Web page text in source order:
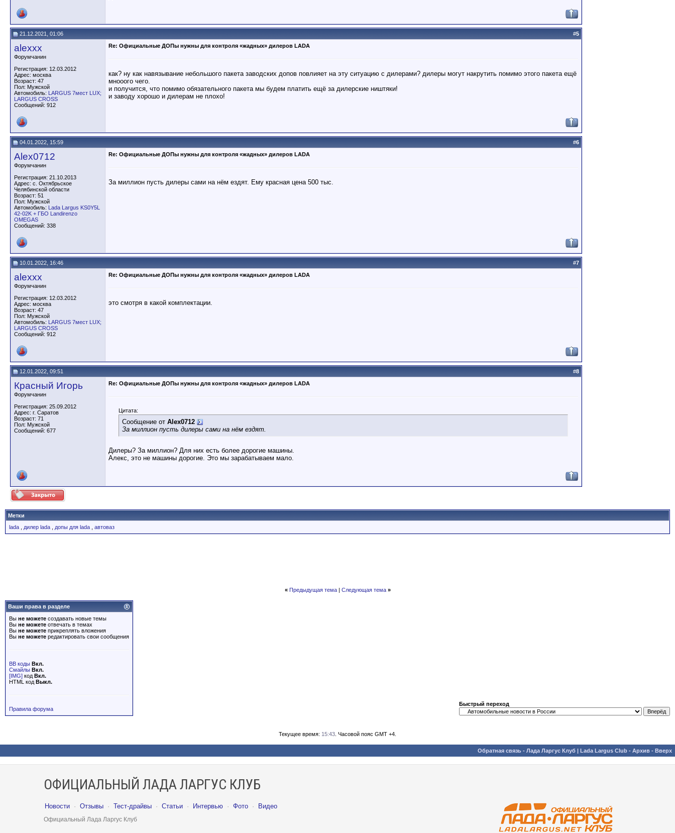
21.12.2021, 01:06 #5
alexxx
Форумчанин
Регистрация: 12.03.2012
Адрес: москва
Возраст: 47
Пол: Мужской
Автомобиль: LARGUS 7мест LUX;
LARGUS CROSS
Сообщений: 912
Re: Официальные ДОПы нужны для контроля «жадных» дилеров LADA
как? ну как навязывание небольшого пакета заводских допов повлияет на эту ситуацию с дилерами? дилеры могут накрутить помимо этого пакета ещё
мнооого чего.
и получится, что помимо обязательного пакета мы будем платить ещё за дилерские ништяки!
и заводу хорошо и дилерам не плохо!
04.01.2022, 15:59 #6
Alex0712
Форумчанин
Регистрация: 21.10.2013
Адрес: с. Октябрьское
Челябинской области
Возраст: 51
Пол: Мужской
Автомобиль: Lada Largus KS0Y5L
42-02K + ГБО Landirenzo
OMEGAS
Сообщений: 338
Re: Официальные ДОПы нужны для контроля «жадных» дилеров LADA
За миллион пусть дилеры сами на нём ездят. Ему красная цена 500 тыс.
10.01.2022, 16:46 #7
alexxx
Форумчанин
Регистрация: 12.03.2012
Адрес: москва
Возраст: 47
Пол: Мужской
Автомобиль: LARGUS 7мест LUX;
LARGUS CROSS
Сообщений: 912
Re: Официальные ДОПы нужны для контроля «жадных» дилеров LADA
это смотря в какой комплектации.
12.01.2022, 09:51 #8
Красный Игорь
Форумчанин
Регистрация: 25.09.2012
Адрес: г. Саратов
Возраст: 71
Пол: Мужской
Сообщений: 677
Re: Официальные ДОПы нужны для контроля «жадных» дилеров LADA
Цитата:
Сообщение от Alex0712
За миллион пусть дилеры сами на нём ездят.
Дилеры? За миллион? Для них есть более дорогие машины.
Алекс, это не машины дорогие. Это мы зарабатываем мало.
Метки
lada
дилер lada допы для lada автоваз
« Предыдущая тема| Следующая тема »
Ваши права в разделе
Вы не можете создавать новые темы
Вы не можете отвечать в темах
Вы не можете прикреплять вложения
Вы не можете редактировать свои сообщения
BB коды Вкл.
Смайлы Вкл.
[IMG] код Вкл.
HTML код Выкл.
Правила форума
Быстрый переход
Текущее время: 15:43 . Часовой пояс GMT +4.
Обратная связь - Лада Ларгус Клуб | Lada Largus Club - Архив - Вверх
ОФИЦИАЛЬНЫЙ ЛАДА ЛАРГУС КЛУБ
Новости · Отзывы · Тест-драйвы · Статьи · Интервью · Фото · Видео
Официальный Лада Ларгус Клуб